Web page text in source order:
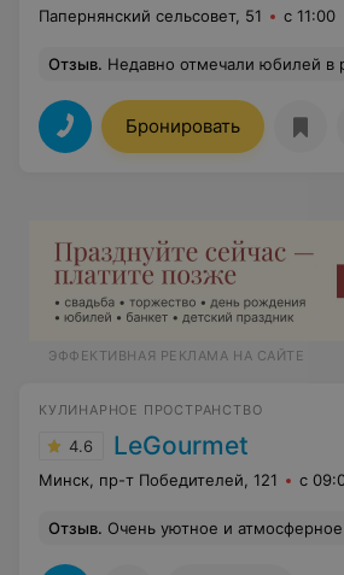
Папернянский сельсовет, 51 с 11:00
Отзыв. Недавно отмечали юбилей в ресторане «Дача» на базе отдыха «Олимпиец» — остались в полном восторге! Прежде всего хочется отметить кухню: блюда были непросто вкусными, а по‑домашнему уютными — чувствуется, что готовят с душой. Всё подали вовремя, порции щедрые, а оформление блюд порадовало глаз. Обслуживание на высоте: официанты внимательные и ненавязчивые, всегда
Бронировать
ЭФФЕКТИВНАЯ РЕКЛАМА НА САЙТЕ
КУЛИНАРНОЕ ПРОСТРАНСТВО
4.6 LeGourmet
Минск, пр-т Победителей, 121 с
Отзыв. Очень уютное и атмосферное место, куда хочется возвращаться. Шеф-повара влюблены в